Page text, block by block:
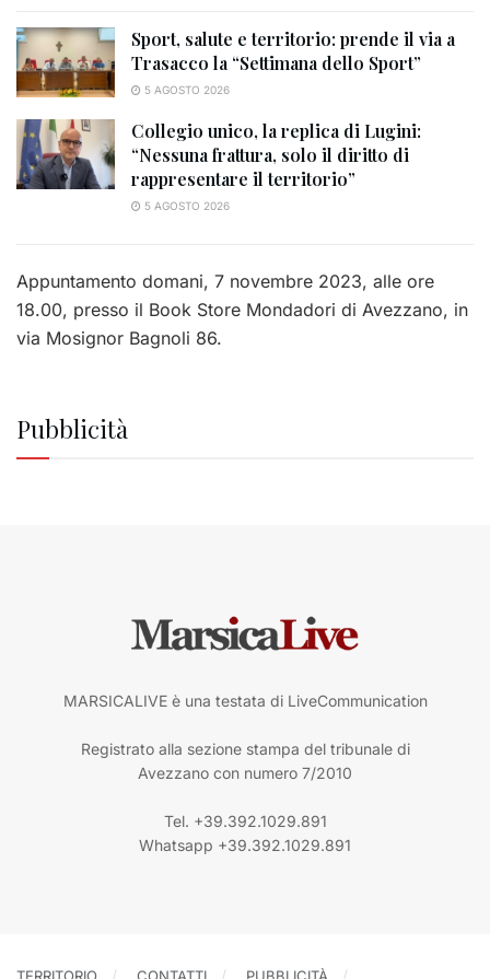
Sport, salute e territorio: prende il via a
Trasacco la “Settimana dello Sport”
5 AGOSTO 2026
Collegio unico, la replica di Lugini:
“Nessuna frattura, solo il diritto di
rappresentare il territorio”
5 AGOSTO 2026
Appuntamento domani, 7 novembre 2023, alle ore
18.00, presso il Book Store Mondadori di Avezzano, in
via Mosignor Bagnoli 86.
Pubblicità
MARSICALIVE è una testata di LiveCommunication
Registrato alla sezione stampa del tribunale di
Avezzano con numero 7/2010
Tel. +39.392.1029.891
Whatsapp +39.392.1029.891